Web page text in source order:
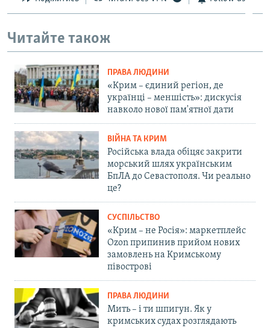
Читайте також
ПРАВА ЛЮДИНИ
«Крим – єдиний регіон, де
українці – меншість»: дискусія
навколо нової пам'ятної дати
ВІЙНА ТА КРИМ
Російська влада обіцяє закрити
морський шлях українським
БпЛА до Севастополя. Чи реально
це?
СУСПІЛЬСТВО
«Крим – не Росія»: маркетплейс
Ozon припинив прийом нових
замовлень на Кримському
півострові
ПРАВА ЛЮДИНИ
Мить – і ти шпигун. Як у
кримських судах розглядають